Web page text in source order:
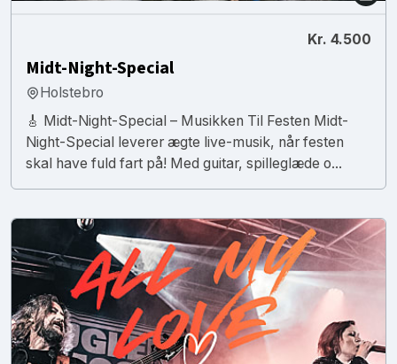
Kr. 4.500
Midt-Night-Special
Holstebro
🎸 Midt-Night-Special – Musikken Til Festen Midt-
Night-Special leverer ægte live-musik, når festen
skal have fuld fart på! Med guitar, spilleglæde o...